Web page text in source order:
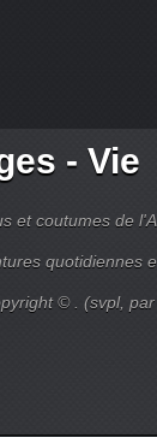
- Vie
et coutumes de
quotidiennes
© . (svpl,